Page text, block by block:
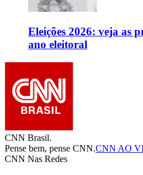
Eleições 2026: veja as
ano eleitoral
CNN Brasil.
Pense bem, pense CNN.CNN AO
CNN Nas Redes